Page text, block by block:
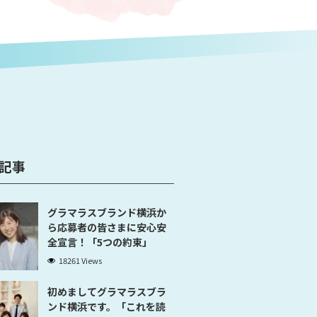
事
グラマラスブランド横浜か
ら応募者の皆さまに安心安
全宣言！「5つの約束」
18261 Views
初めましてグラマラスブラ
ンド横浜です。「これを読